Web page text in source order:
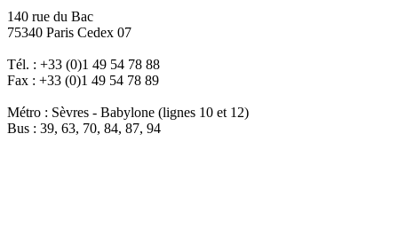
140 rue du Bac
75340 Paris Cedex 07
Tél. : +33 (0)1 49 54 78 88
Fax : +33 (0)1 49 54 78 89
Métro : Sèvres - Babylone (lignes 10 et 12)
Bus : 39, 63, 70, 84, 87, 94